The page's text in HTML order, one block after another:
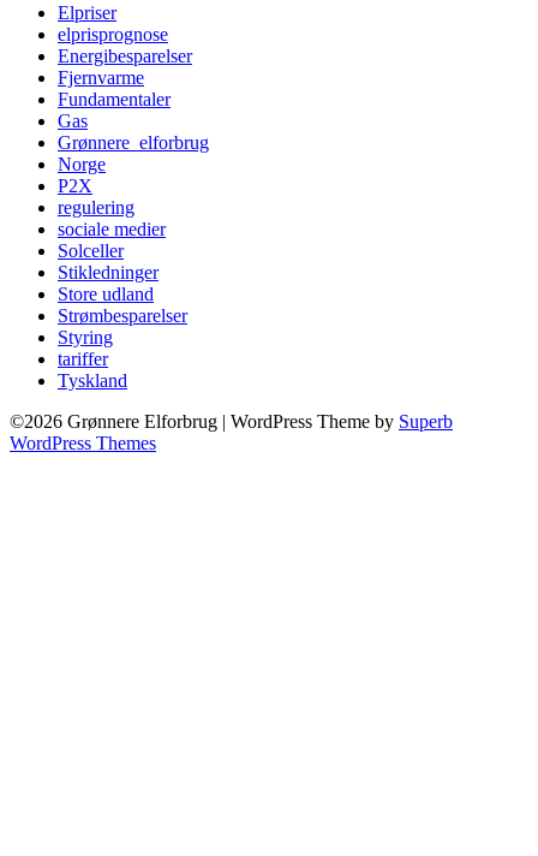
Elpriser
elprisprognose
Energibesparelser
Fjernvarme
Fundamentaler
Gas
Grønnere_elforbrug
Norge
P2X
regulering
sociale medier
Solceller
Stikledninger
Store udland
Strømbesparelser
Styring
tariffer
Tyskland
©2026 Grønnere Elforbrug | WordPress Theme by Superb
WordPress Themes